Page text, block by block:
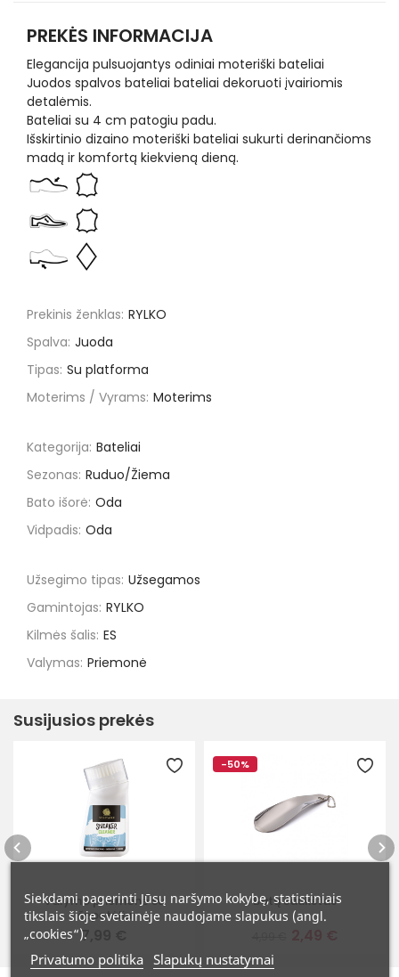
PREKĖS INFORMACIJA
Elegancija pulsuojantys odiniai moteriški bateliai
Juodos spalvos bateliai bateliai dekoruoti įvairiomis
detalėmis.
Bateliai su 4 cm patogiu padu.
Išskirtinio dizaino moteriški bateliai sukurti derinančioms
madą ir komfortą kiekvieną dieną.
Prekinis ženklas: RYLKO
Spalva: Juoda
Tipas: Su platforma
Moterims / Vyrams: Moterims
Kategorija: Bateliai
Sezonas: Ruduo/Žiema
Bato išorė: Oda
Vidpadis: Oda
Užsegimo tipas: Užsegamos
Gamintojas: RYLKO
Kilmės šalis: ES
Valymas: Priemonė
Susijusios prekės
Valymo priemonė su
šepetėliu
7,99 €
-50%
Batų šaukštas
Siekdami pagerinti Jūsų naršymo kokybę, statistiniais
tikslais šioje svetainėje naudojame slapukus (angl.
„cookies“).
Privatumo politika Slapukų nustatymai